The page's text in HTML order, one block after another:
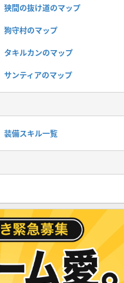
狭間の抜け道のマップ
狗守村のマップ
タキルカンのマップ
サンティアのマップ
装備スキル一覧